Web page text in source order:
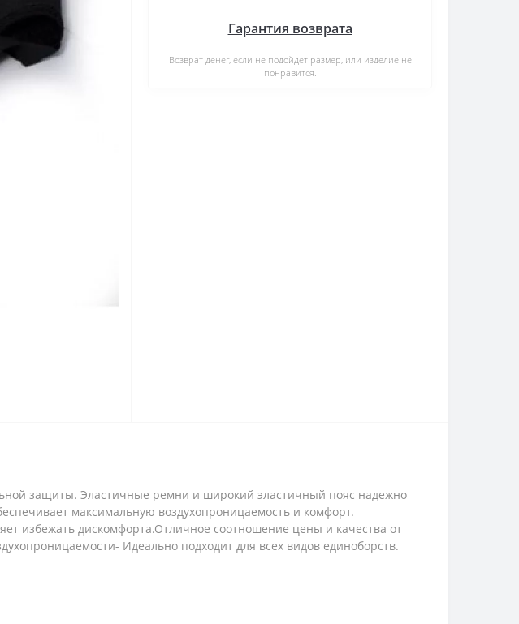
Гарантия возврата
Возврат денег, если не подойдет размер, или изделие не
понравится.
защиты. Эластичные ремни и широкий эластичный пояс надежно
максимальную воздухопроницаемость и комфорт.
избежать дискомфорта.Отличное соотношение цены и качества от
Идеально подходит для всех видов единоборств.